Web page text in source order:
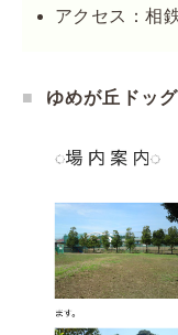
アクセス：相
ゆめが丘ドッ